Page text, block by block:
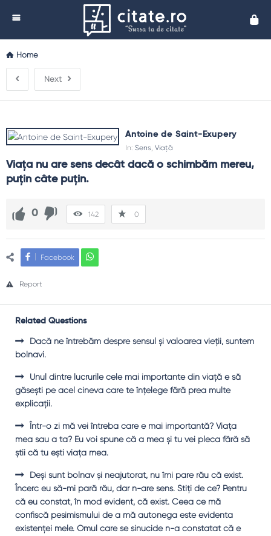
Home
Next
Antoine de Saint-Exupery
In: Sens, Viață
Viaţa nu are sens decât dacă o schimbăm mereu,
puţin câte puţin.
0 142 0
Facebook
Report
Related Questions
Dacă ne întrebăm despre sensul şi valoarea vieţii, suntem
bolnavi.
Unul dintre lucrurile cele mai importante din viaţă e să
găseşti pe acel cineva care te înţelege fără prea multe
explicaţii.
Într-o zi mă vei întreba care e mai importantă? Viaţa
mea sau a ta? Eu voi spune că a mea şi tu vei pleca fără să
ştii că tu eşti viaţa mea.
Deşi sunt bolnav şi neajutorat, nu îmi pare rău că exist.
Încerc eu să-mi pară rău, dar n-are sens. Ştiţi de ce? Pentru
că eu constat, în mod evident, că exist. Ceea ce mă
confiscă pesimismului de a mă autonega este evidenta
existenţei mele. Omul care se sinucide n-a constatat că e